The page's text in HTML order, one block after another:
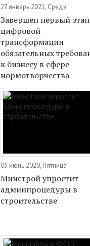
27 январь 2021, Среда
Завершен первый этап
цифровой
трансформации
обязательных
к бизнесу в сфере
нормотворчества
05 июнь 2020, Пятница
Минстрой упростит
админпроцедуры в
строительстве